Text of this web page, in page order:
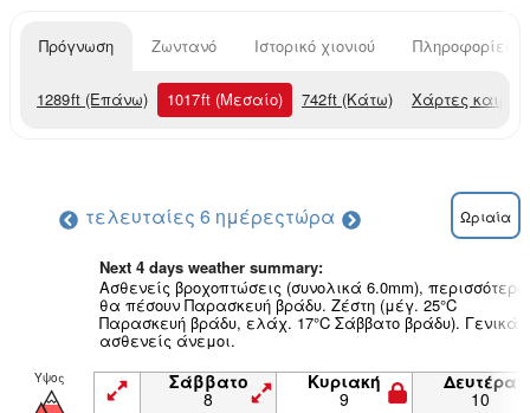
Πρόγνωση Ζωντανό Ιστορικό χιονιού Πληροφορίες
1289ft (Επάνω) 1017ft (Μεσαίο) 742ft (Κάτω) Χάρτες καιρού
τελευταίες 6 ημέρεςτώρα Ωριαία
Next 4 days weather summary:
Ασθενείς βροχοπτώσεις (συνολικά 6.0mm), περισσότερο
θα πέσουν Παρασκευή βράδυ. Ζέστη (μέγ. 25°C
Παρασκευή βράδυ, ελάχ. 17°C Σάββατο βράδυ). Γενικά
ασθενείς άνεμοι.
Υψος Σάββατο
8
Κυριακή
9
Δευτέρα
10